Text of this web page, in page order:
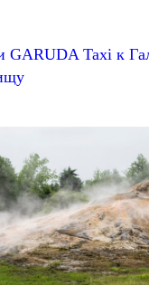
GARUDA Taxi к